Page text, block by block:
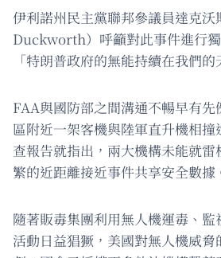
伊利諾州民主黨聯邦參議員達克
Duckworth）呼籲對此事件進行獨
「特朗普政府的無能持續在我們的
FAA與國防部之間溝通不暢早有
區附近一架客機與陸軍直升機相撞
查報告就指出，兩大機構未能就
繁的近距離接近事件共享安全數據
隨著販毒集團利用無人機運毒、
活動日益猖獗，美國對無人機威脅